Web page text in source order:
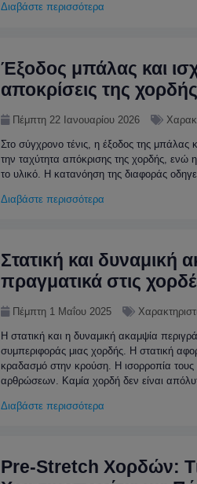
Διαβάστε περισσότερα
Έξοδος μπάλας και
αποκρίσεις της χορδής
Πέμπτη 22 Ιανουαρίου 2026
Στο σύγχρονο τένις, η έξοδος της μπάλας
την ταχύτητα απόκρισης της χορδής, ενώ
το υλικό. Η κατανόηση της διαφοράς
Διαβάστε περισσότερα
Στατική και δυναμική
πραγματικά στις
Πέμπτη 1 Μαΐου 2025
Η στατική και η δυναμική ακαμψία
συμπεριφοράς μιας χορδής. Η στατική
κραδασμό στην κρούση. Η ισορροπία
αρθρώσεων. Καμία χορδή δεν είναι
Διαβάστε περισσότερα
Pre-Stretch Χορδών: Τι